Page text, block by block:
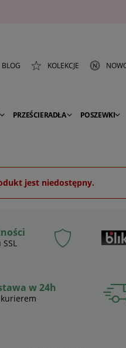
BLOG KOLEKCJE
PRZEŚCIERADŁA POSZEWKI
jest niedostępny.
w 24h